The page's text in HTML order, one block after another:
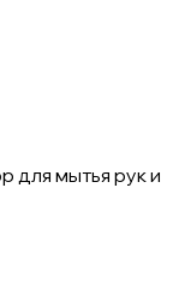
для мытья рук и